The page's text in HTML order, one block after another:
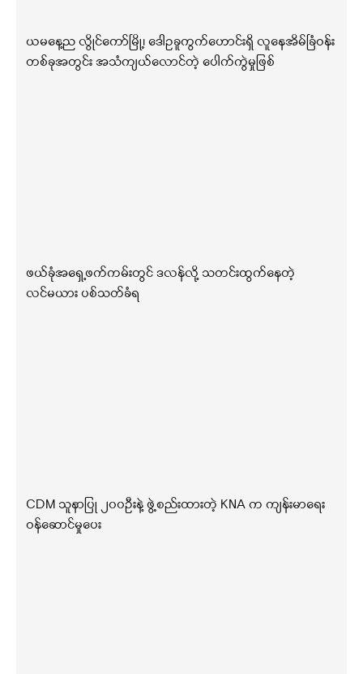
ယမနေ့ည လွိုင်ကော်မြို့၊ ဒေါဥခူကွက်ဟောင်းရှိ လူနေအိမ်ခြံဝန်း
တစ်ခုအတွင်း အသံကျယ်လောင်တဲ့ ပေါက်ကွဲမှုဖြစ်
ဖယ်ခုံအရှေ့ဖက်ကမ်းတွင် ဒလန်လို့ သတင်းထွက်နေတဲ့
လင်မယား ပစ်သတ်ခံရ
CDM သူနာပြု ၂၀၀ဦးနဲ့ ဖွဲ့စည်းထားတဲ့ KNA က ကျန်းမာရေး
ဝန်ဆောင်မှုပေး